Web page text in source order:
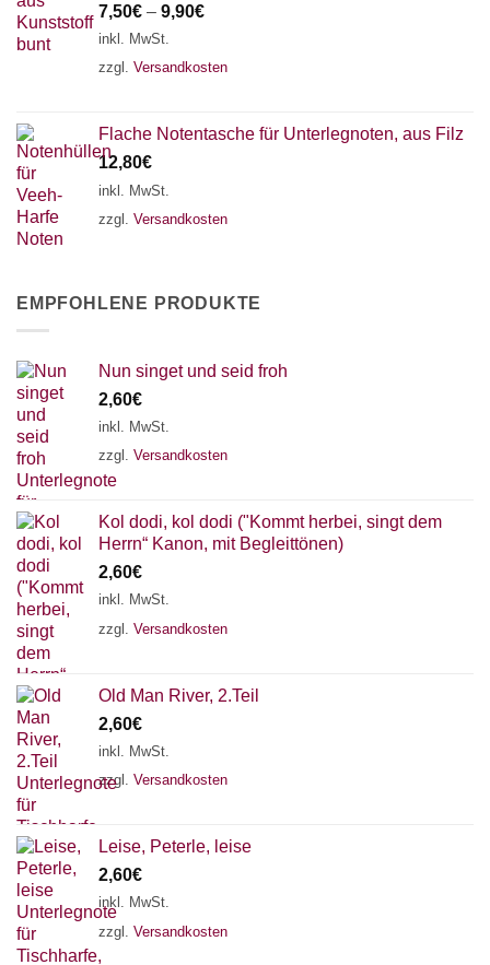
7,50€ – 9,90€
inkl. MwSt.
zzgl. Versandkosten
Flache Notentasche für Unterlegnoten, aus Filz
12,80€
inkl. MwSt.
zzgl. Versandkosten
EMPFOHLENE PRODUKTE
Nun singet und seid froh
2,60€
inkl. MwSt.
zzgl. Versandkosten
Kol dodi, kol dodi ("Kommt herbei, singt dem
Herrn“ Kanon, mit Begleittönen)
2,60€
inkl. MwSt.
zzgl. Versandkosten
Old Man River, 2.Teil
2,60€
inkl. MwSt.
zzgl. Versandkosten
Leise, Peterle, leise
2,60€
inkl. MwSt.
zzgl. Versandkosten